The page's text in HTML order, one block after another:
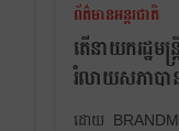
ព័ត៌មានអន្តរជាតិ
តើនាយករដ្ឋម
រំលាយសភាបា